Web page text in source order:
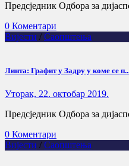
Предсједник Одбора за
0 Коментари
Вијести / Саопштења
Линта: Графит у Задру у коме се
Уторак, 22. октобар 2019.
Предсједник Одбора за
0 Коментари
Вијести / Саопштења